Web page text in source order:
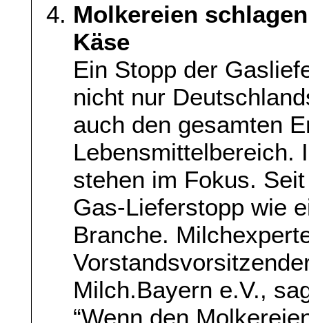
Molkereien
Käse
Ein Stopp der
nicht nur
auch den gesamten
Lebensmittelbereich.
stehen im Fokus.
Gas-Lieferstopp wie
Branche.
Milch.Bayern e.V.,
“Wenn den